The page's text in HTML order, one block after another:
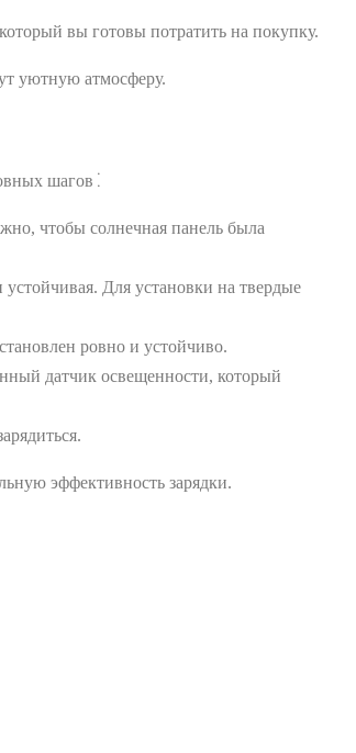
вы готовы потратить на покупку.
уютную атмосферу.
шагов⁚
чтобы солнечная панель была
Для установки на твердые
ровно и устойчиво.
датчик освещенности, который
эффективность зарядки.